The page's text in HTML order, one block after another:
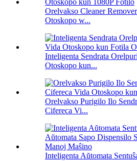
Orelvakso Cleaner
Otoskopo w...
Inteligenta Sendrata
Otoskopo kun...
Orelvakso Purigilo Ilo
Cifereca Vi...
Inteligenta Aŭtomata